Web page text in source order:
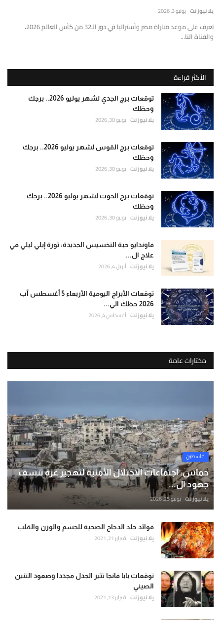
تقارير
دقيقة
وموثوقة
التحليل
العميق
والتحقق
الفوري
من
المصادر
والأرقام
الحية.
يلا نيوز نت يوليو 3, 2026
تعرف على موعد مباراة مصر وأستراليا في دور الـ32 من كأس العالم 2026،
والقناة النا...
الأكثر قراءة
توقعات برج الجدي لشهر يوليو 2026.. برجك
وحظك
يلا نيوز نت يونيو 30, 2026
توقعات برج القوس لشهر يوليو 2026.. برجك
وحظك
يلا نيوز نت يونيو 30, 2026
توقعات برج الحوت لشهر يوليو 2026.. برجك
وحظك
يلا نيوز نت يونيو 30, 2026
فاوندايو حبة التخسيس الجديدة: ثورة إيلي ليلي في
علاج ال...
يلا نيوز نت أبريل 4, 2026
توقعات الأبراج اليومية الأربعاء 5 أغسطس آب
2026 حظك الي...
يلا نيوز نت أغسطس 4, 2026
مختارات عامة
فلسطين
حماس: اجتماعات الاحتلال الأمنية لتهجير غزة تنسف
جهود ال...
يلا نيوز نت يونيو 25, 2026
فوائد جلد الدجاج الصحية للجسم والوزن والقلب
يلا نيوز نت فبراير 21, 2021
توقعات بابا فانجا تثير الجدل مجددا وصعود التنين
الصيني
يلا نيوز نت فبراير 13, 2021